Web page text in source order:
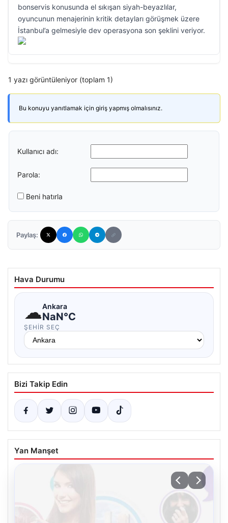
bonservis konusunda el sıkışan siyah-beyazlılar,
oyuncunun menajerinin kritik detayları görüşmek üzere
İstanbul’a gelmesiyle dev operasyona son şeklini veriyor.
1 yazı görüntüleniyor (toplam 1)
Bu konuyu yanıtlamak için giriş yapmış olmalısınız.
Kullanıcı adı:
Parola:
Beni hatırla
Paylaş:
Hava Durumu
☁Ankara
NaN°C
ŞEHIR SEÇ
Bizi Takip Edin
Yan Manşet